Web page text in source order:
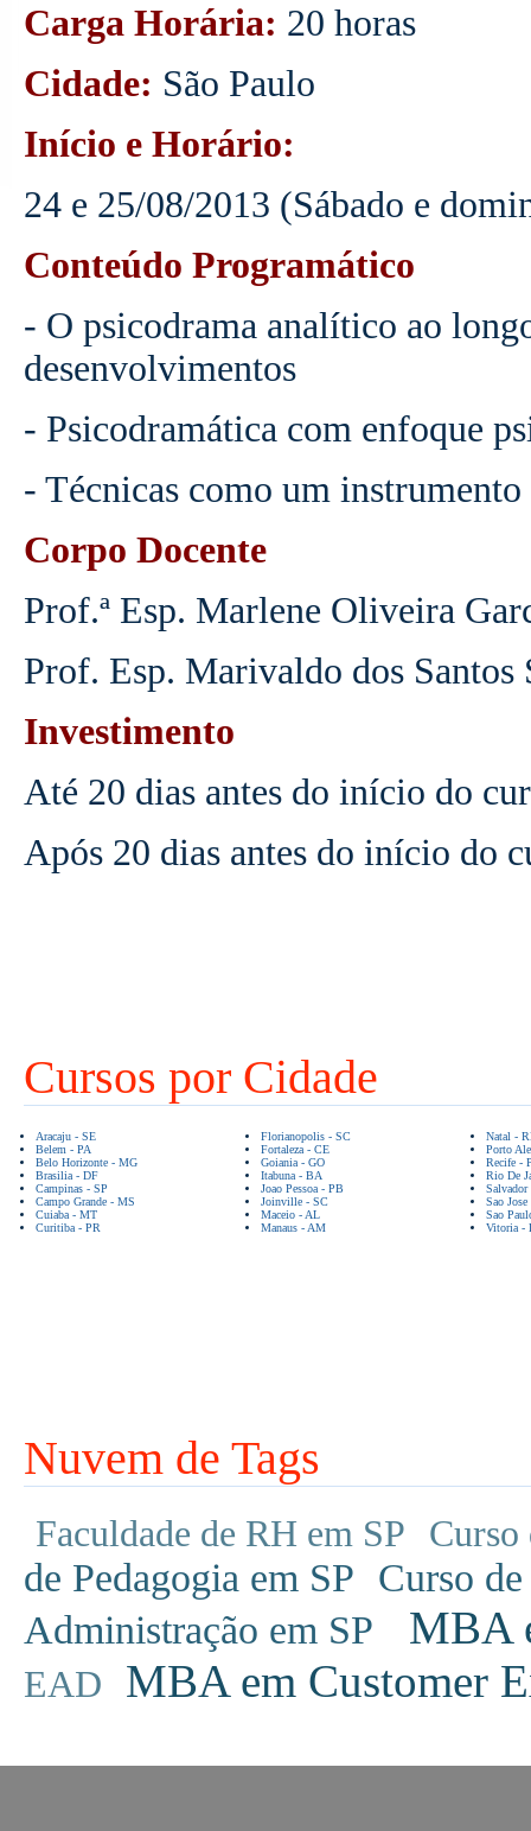
Carga Horária: 20 horas
Cidade: São Paulo
Início e Horário:
24 e 25/08/2013 (Sábado e
Conteúdo Programático
- O psicodrama analítico ao
desenvolvimentos
- Psicodramática com enfoque
- Técnicas como um
Corpo Docente
Prof.ª Esp. Marlene Oliveira
Prof. Esp. Marivaldo dos Santos
Investimento
Até 20 dias antes do início do
Após 20 dias antes do início do
Cursos por Cidade
Aracaju - SE
Belem - PA
Belo Horizonte - MG
Brasilia - DF
Campinas - SP
Campo Grande - MS
Cuiaba - MT
Curitiba - PR
Florianopolis - SC
Fortaleza - CE
Goiania - GO
Itabuna - BA
Joao Pessoa - PB
Joinville - SC
Maceio - AL
Manaus - AM
Natal -
Porto
Recife -
Rio De
Sao
Sao
Vitoria -
Nuvem de Tags
Faculdade de RH em SP Curso
de Pedagogia em SP Curso
Administração em SP
MBA
EAD MBA em Customer